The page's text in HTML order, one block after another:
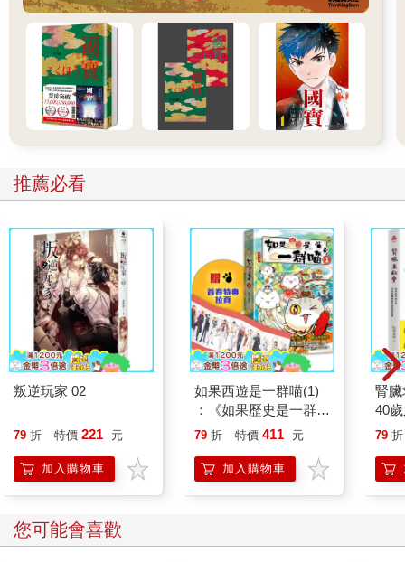
推薦必看
叛逆玩家 02
79 折 特價 221 元
加入購物車
如果西遊是一群喵(1)
：《如果歷史是一群
喵》作者最新力作，附
79 折 特價 411 元
加入購物車
腎
40
就
79 折
您可能會喜歡